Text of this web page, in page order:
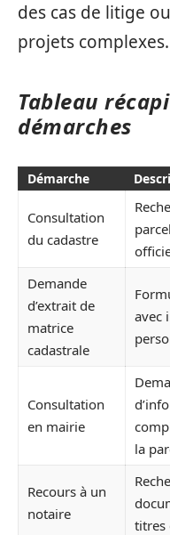
des cas de litige
projets complexes.
Tableau
démarches
Démarche
Consultation
du cadastre
Demande
d’extrait de
matrice
cadastrale
avec
Consultation
en mairie
la
Recours à un
notaire
titres